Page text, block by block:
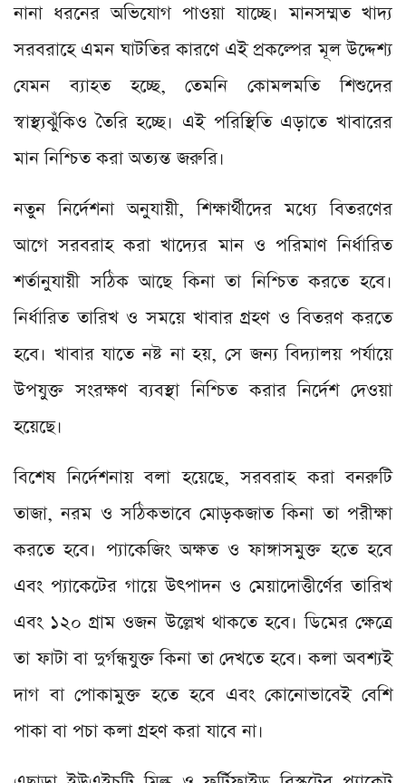
নানা ধরনের অভিযোগ পাওয়া যাচ্ছে। মানসম্মত খাদ্য
সরবরাহে এমন ঘাটতির কারণে এই প্রকল্পের মূল উদ্দেশ্য
যেমন ব্যাহত হচ্ছে, তেমনি কোমলমতি শিশুদের
স্বাস্থ্যঝুঁকিও তৈরি হচ্ছে। এই পরিস্থিতি এড়াতে খাবারের
মান নিশ্চিত করা অত্যন্ত জরুরি।
নতুন নির্দেশনা অনুযায়ী, শিক্ষার্থীদের মধ্যে বিতরণের
আগে সরবরাহ করা খাদ্যের মান ও পরিমাণ নির্ধারিত
শর্তানুযায়ী সঠিক আছে কিনা তা নিশ্চিত করতে হবে।
নির্ধারিত তারিখ ও সময়ে খাবার গ্রহণ ও বিতরণ করতে
হবে। খাবার যাতে নষ্ট না হয়, সে জন্য বিদ্যালয় পর্যায়ে
উপযুক্ত সংরক্ষণ ব্যবস্থা নিশ্চিত করার নির্দেশ দেওয়া
হয়েছে।
বিশেষ নির্দেশনায় বলা হয়েছে, সরবরাহ করা বনরুটি
তাজা, নরম ও সঠিকভাবে মোড়কজাত কিনা তা পরীক্ষা
করতে হবে। প্যাকেজিং অক্ষত ও ফাঙ্গাসমুক্ত হতে হবে
এবং প্যাকেটের গায়ে উৎপাদন ও মেয়াদোত্তীর্ণের তারিখ
এবং ১২০ গ্রাম ওজন উল্লেখ থাকতে হবে। ডিমের ক্ষেত্রে
তা ফাটা বা দুর্গন্ধযুক্ত কিনা তা দেখতে হবে। কলা অবশ্যই
দাগ বা পোকামুক্ত হতে হবে এবং কোনোভাবেই বেশি
পাকা বা পচা কলা গ্রহণ করা যাবে না।